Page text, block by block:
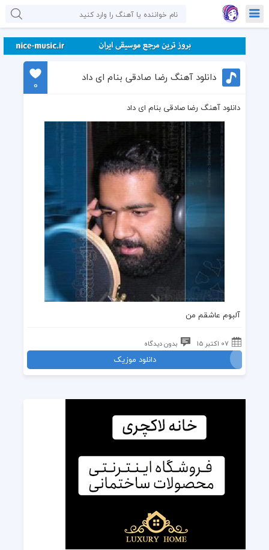
دانلود آهنگ رضا صادقی بنام ای داد
0
دانلود آهنگ رضا صادقی بنام ای داد
آلبوم عاشقم من
07 اکتبر 15 بدون دیدگاه
دانلود موزیک